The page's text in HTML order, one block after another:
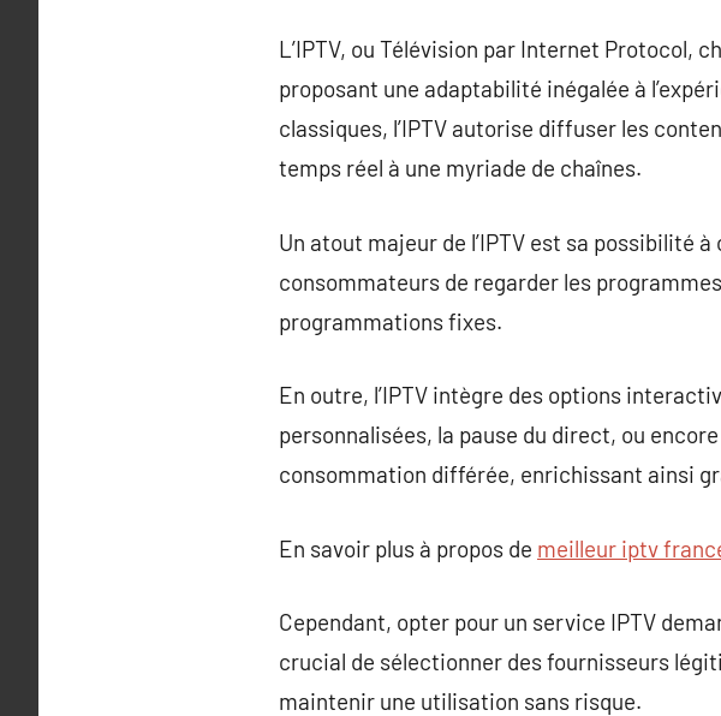
L’IPTV, ou Télévision par Internet Protocol,
proposant une adaptabilité inégalée à
classiques, l’IPTV autorise diffuser les
temps réel à une myriade de chaînes.
Un atout majeur de l’IPTV est sa possibilité
consommateurs de regarder les
programmations fixes.
En outre, l’IPTV intègre des options
personnalisées, la pause du direct, ou
consommation différée, enrichissant ainsi
En savoir plus à propos de meilleur iptv
Cependant, opter pour un service IPTV
crucial de sélectionner des fournisseurs
maintenir une utilisation sans risque.